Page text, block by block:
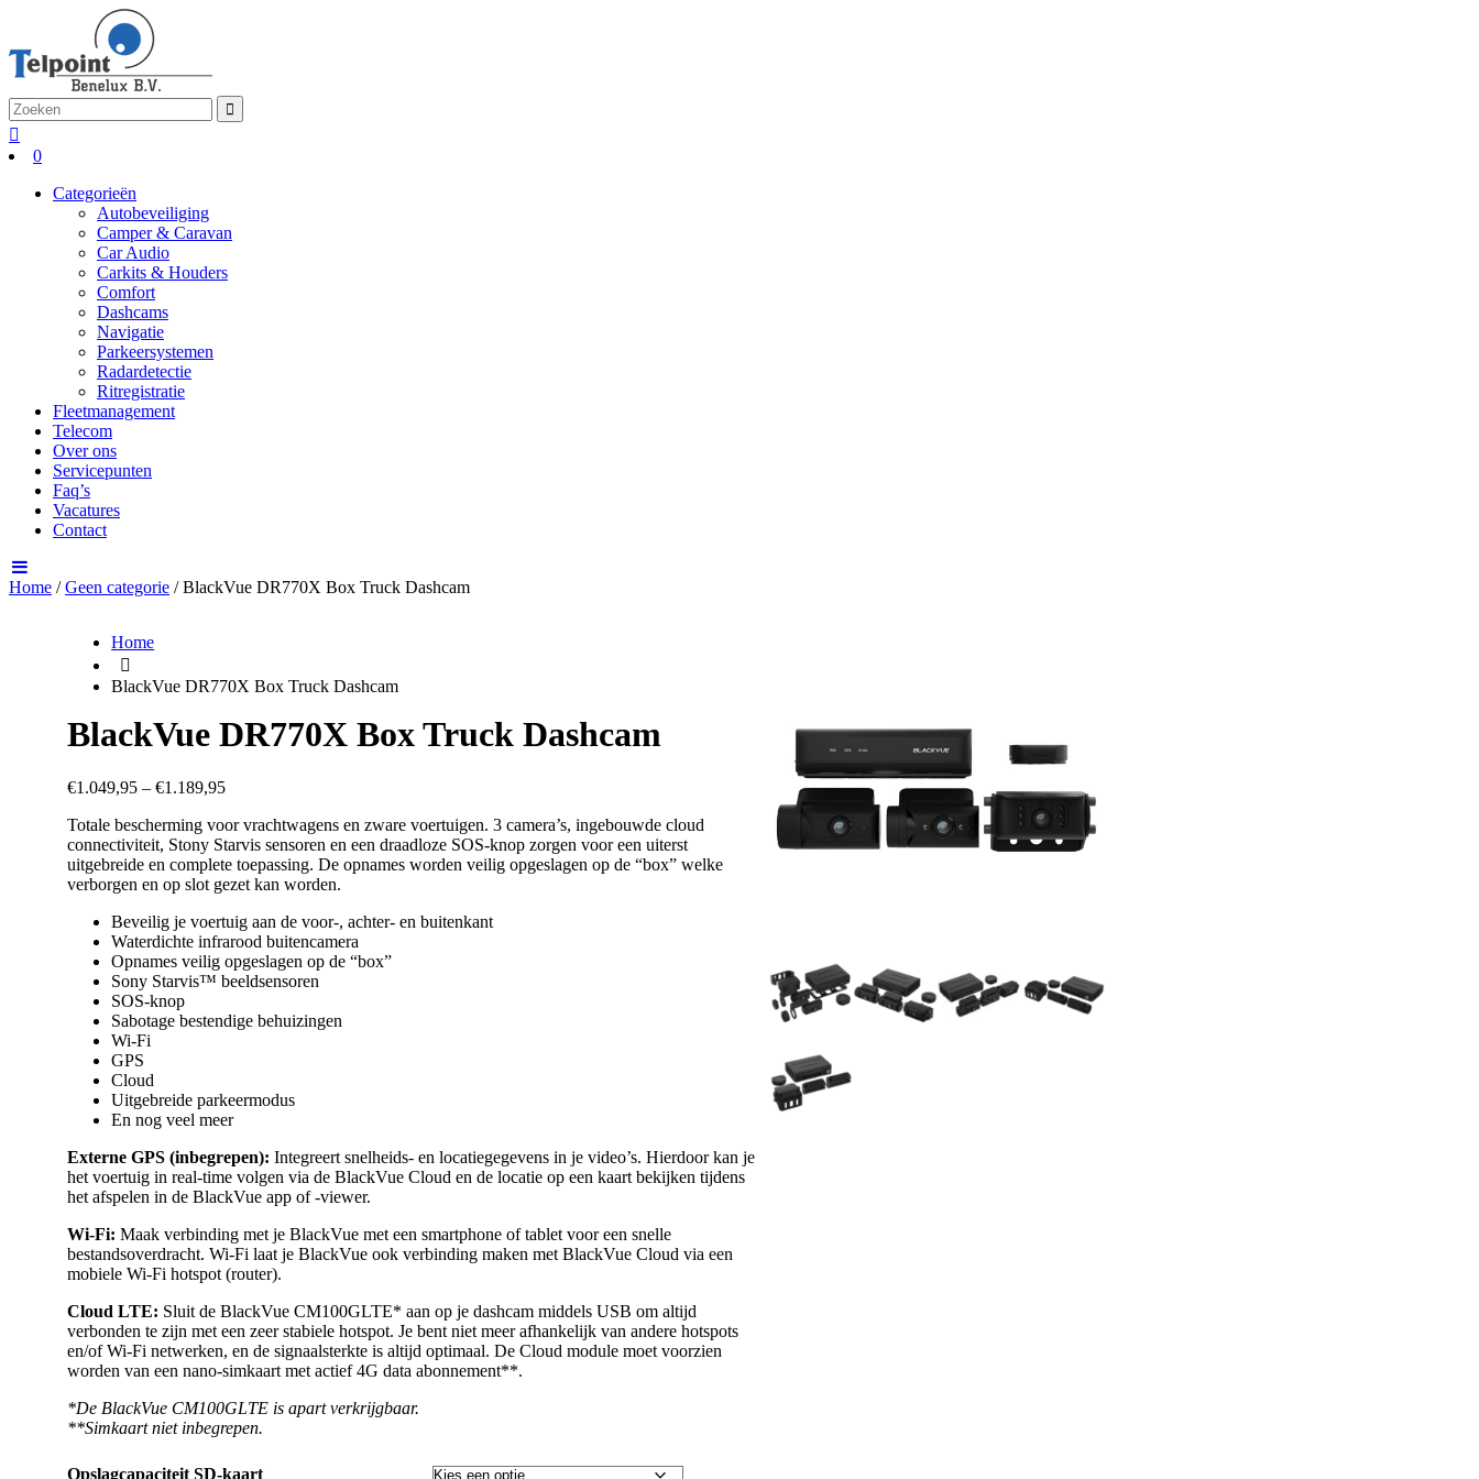
0
Categorieën
Autobeveiliging
Camper & Caravan
Car Audio
Carkits & Houders
Comfort
Dashcams
Navigatie
Parkeersystemen
Radardetectie
Ritregistratie
Fleetmanagement
Telecom
Over ons
Servicepunten
Faq’s
Vacatures
Contact
Home /Geen categorie / BlackVue DR770X Box Truck Dashcam
Home
BlackVue DR770X Box Truck Dashcam
BlackVue DR770X Box Truck Dashcam
€1.049,95 –€1.189,95
Totale bescherming voor vrachtwagens en zware voertuigen. 3 camera’s, ingebouwde cloud
connectiviteit, Stony Starvis sensoren en een draadloze SOS-knop zorgen voor een uiterst
uitgebreide en complete toepassing. De opnames worden veilig opgeslagen op de “box” welke
verborgen en op slot gezet kan worden.
Beveilig je voertuig aan de voor-, achter- en buitenkant
Waterdichte infrarood buitencamera
Opnames veilig opgeslagen op de “box”
Sony Starvis™ beeldsensoren
SOS-knop
Sabotage bestendige behuizingen
Wi-Fi
GPS
Cloud
Uitgebreide parkeermodus
En nog veel meer
Externe GPS (inbegrepen):Integreert snelheids- en locatiegegevens in je video’s. Hierdoor kan je
het voertuig in real-time volgen via de BlackVue Cloud en de locatie op een kaart bekijken tijdens
het afspelen in de BlackVue app of -viewer.
Wi-Fi: Maak verbinding met je BlackVue met een smartphone of tablet voor een snelle
bestandsoverdracht. Wi-Fi laat je BlackVue ook verbinding maken met BlackVue Cloud via een
mobiele Wi-Fi hotspot (router).
Cloud LTE: Sluit de BlackVue CM100GLTE* aan op je dashcam middels USB om altijd
verbonden te zijn met een zeer stabiele hotspot. Je bent niet meer afhankelijk van andere hotspots
en/of Wi-Fi netwerken, en de signaalsterkte is altijd optimaal. De Cloud module moet voorzien
worden van een nano-simkaart met actief 4G data abonnement**.
*De BlackVue CM100GLTE is apart verkrijgbaar.
**Simkaart niet inbegrepen.
Opslagcapaciteit SD-kaart